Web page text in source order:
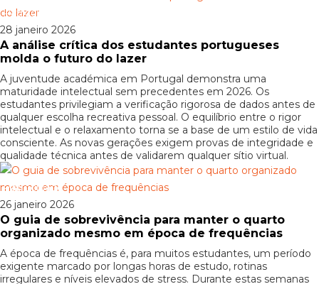
Patrocinado
28 janeiro 2026
A análise crítica dos estudantes portugueses
molda o futuro do lazer
A juventude académica em Portugal demonstra uma
maturidade intelectual sem precedentes em 2026. Os
estudantes privilegiam a verificação rigorosa de dados antes de
qualquer escolha recreativa pessoal. O equilíbrio entre o rigor
intelectual e o relaxamento torna se a base de um estilo de vida
consciente. As novas gerações exigem provas de integridade e
qualidade técnica antes de validarem qualquer sítio virtual.
Patrocinado
26 janeiro 2026
O guia de sobrevivência para manter o quarto
organizado mesmo em época de frequências
A época de frequências é, para muitos estudantes, um período
exigente marcado por longas horas de estudo, rotinas
irregulares e níveis elevados de stress. Durante estas semanas